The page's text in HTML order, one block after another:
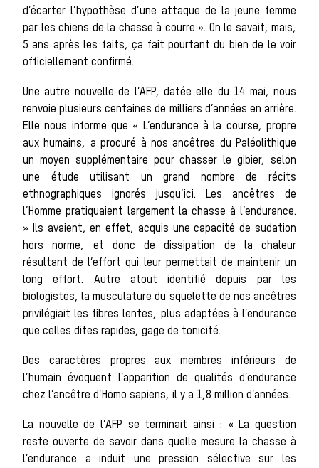
idées reçues
Bien-être
animal
Héritage
Histoire de la
chasse à
courre
d’écarter l’hypothèse d’une attaque de la jeune femme
par les chiens de la chasse à courre ». On le savait, mais,
5 ans après les faits, ça fait pourtant du bien de le voir
officiellement confirmé.
Une autre nouvelle de l’AFP, datée elle du 14 mai, nous
renvoie plusieurs centaines de milliers d’années en arrière.
Elle nous informe que « L’endurance à la course, propre
aux humains, a procuré à nos ancêtres du Paléolithique
un moyen supplémentaire pour chasser le gibier, selon
une étude utilisant un grand nombre de récits
ethnographiques ignorés jusqu’ici. Les ancêtres de
l’Homme pratiquaient largement la chasse à l’endurance.
» Ils avaient, en effet, acquis une capacité de sudation
hors norme, et donc de dissipation de la chaleur
résultant de l’effort qui leur permettait de maintenir un
long effort. Autre atout identifié depuis par les
biologistes, la musculature du squelette de nos ancêtres
privilégiait les fibres lentes, plus adaptées à l’endurance
que celles dites rapides, gage de tonicité.
Des caractères propres aux membres inférieurs de
l’humain évoquent l’apparition de qualités d’endurance
chez l’ancêtre d’Homo sapiens, il y a 1,8 million d’années.
La nouvelle de l’AFP se terminait ainsi : « La question
reste ouverte de savoir dans quelle mesure la chasse à
l’endurance a induit une pression sélective sur les